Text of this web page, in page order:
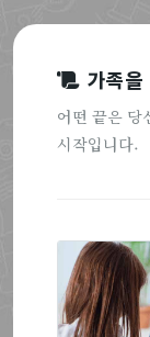
가족
어떤 끝은 당
시작입니다.